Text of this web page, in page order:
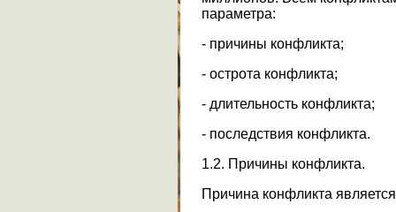
параметра:
- причины конфликта;
- острота конфликта;
- длительность конфликта;
- последствия конфликта.
1.2. Причины конфликта.
Причина конфликта